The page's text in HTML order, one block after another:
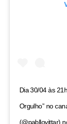
Dia 30/04 às
Orgulho” no
(@pabllovittar)